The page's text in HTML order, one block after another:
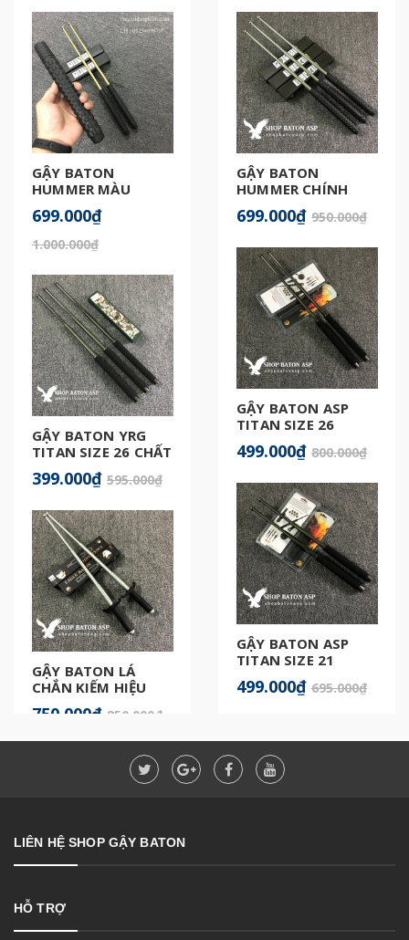
GẬY BATON
HUMMER MÀU
GOLD CHÍNH HÃNG
699.000₫
1.000.000₫
GẬY BATON YRG
TITAN SIZE 26 CHẤT
399.000₫ 595.000₫
GẬY BATON LÁ
CHẮN KIẾM HIỆU
750.000₫ 850.000₫
GẬY BATON
HUMMER CHÍNH
699.000₫ 950.000₫
GẬY BATON ASP
TITAN SIZE 26
499.000₫ 800.000₫
GẬY BATON ASP
TITAN SIZE 21
CHÍNH HÃNG
499.000₫ 695.000₫
LIÊN HỆ SHOP GẬY BATON
HỖ TRỢ